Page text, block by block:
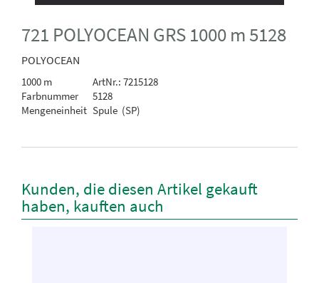
721 POLYOCEAN GRS 1000 m 5128
POLYOCEAN
1000 m
ArtNr.: 7215128
Farbnummer
5128
Mengeneinheit Spule (SP)
Kunden, die diesen Artikel gekauft
haben, kauften auch